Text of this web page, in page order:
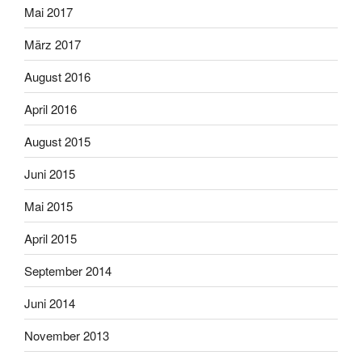
Mai 2017
März 2017
August 2016
April 2016
August 2015
Juni 2015
Mai 2015
April 2015
September 2014
Juni 2014
November 2013